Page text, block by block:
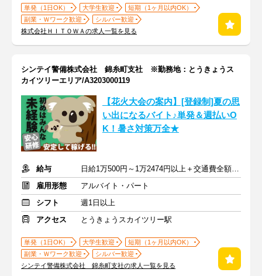
単発（1日OK） 大学生歓迎
短期（1ヶ月以内OK）
副業・Ｗワーク歓迎
シルバー歓迎
株式会社ＨＩＴＯＷＡの求人一覧を見る
シンテイ警備株式会社 錦糸町支社 ※勤務地：とうきょうス
カイツリーエリア/A3203000119
【花火大会の案内】[登録制]夏の思
い出になるバイト♪単発＆週払いO
K！暑さ対策万全★
給与
日給1万500円～1万2474円以上＋交通費全額支給
雇用形態
アルバイト・パート
シフト
週1日以上
アクセス
とうきょうスカイツリー駅
単発（1日OK） 大学生歓迎
短期（1ヶ月以内OK）
副業・Ｗワーク歓迎
シルバー歓迎
シンテイ警備株式会社 錦糸町支社の求人一覧を見る